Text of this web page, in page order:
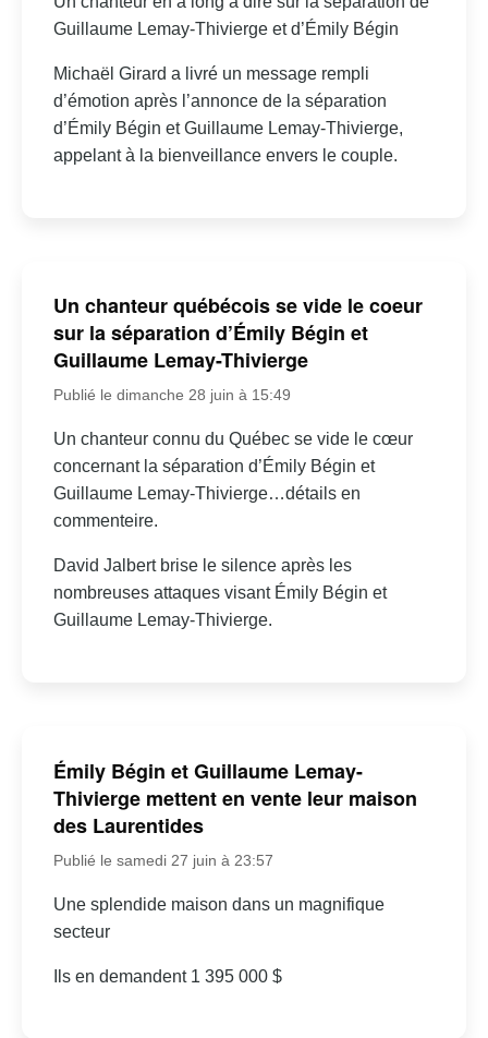
Guillaume Lemay-Thivierge et d’Émily Bégin
Michaël Girard a livré un message rempli
d’émotion après l’annonce de la séparation
d’Émily Bégin et Guillaume Lemay-Thivierge,
appelant à la bienveillance envers le couple.
Un chanteur québécois se vide le coeur
sur la séparation d’Émily Bégin et
Guillaume Lemay-Thivierge
Publié le dimanche 28 juin à 15:49
Un chanteur connu du Québec se vide le cœur
concernant la séparation d’Émily Bégin et
Guillaume Lemay-Thivierge…détails en
commenteire.
David Jalbert brise le silence après les
nombreuses attaques visant Émily Bégin et
Guillaume Lemay-Thivierge.
Émily Bégin et Guillaume Lemay-
Thivierge mettent en vente leur maison
des Laurentides
Publié le samedi 27 juin à 23:57
Une splendide maison dans un magnifique
secteur
Ils en demandent 1 395 000 $